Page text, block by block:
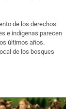
de los derechos
e indígenas parecen
últimos años.
de los bosques